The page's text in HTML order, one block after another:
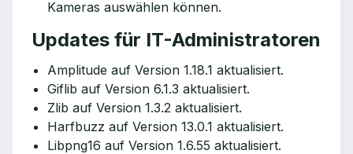
Kameras auswählen können.
Updates für IT-Administratoren
Amplitude auf Version 1.18.1 aktualisiert.
Giflib auf Version 6.1.3 aktualisiert.
Zlib auf Version 1.3.2 aktualisiert.
Harfbuzz auf Version 13.0.1 aktualisiert.
Libpng16 auf Version 1.6.55 aktualisiert.